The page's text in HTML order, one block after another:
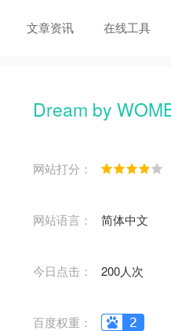
文章资讯 在线工具
Dream by
网站打分：
网站语言： 简体中文
今日点击： 200人次
百度权重：